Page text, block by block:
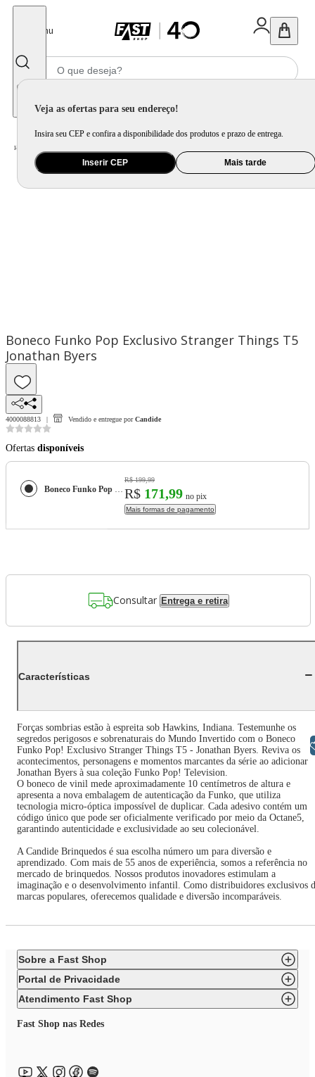
Menu
Veja as ofertas para seu endereço!
Insira seu CEP e confira a disponibilidade dos produtos e prazo de entrega.
Inserir CEP Mais tarde
Home
Boneco Funko Pop Exclusivo Stranger Things T5
Jonathan Byers
4000088813 Vendido e entregue por Candide
Ofertas disponíveis
Boneco Funko Pop Exclusivo Stranger Things T5 Jonathan Byers
R$ 199,99
R$ 171,99 no pix
Mais formas de pagamento
Consultar Entrega e retira
Características
Forças sombrias estão à espreita sob Hawkins, Indiana. Testemunhe os
segredos perigosos e sobrenaturais do Mundo Invertido com o Boneco
Funko Pop! Exclusivo Stranger Things T5 - Jonathan Byers. Reviva os
acontecimentos, personagens e momentos marcantes da série ao adicionar
Jonathan Byers à sua coleção Funko Pop! Television.
O boneco de vinil mede aproximadamente 10 centímetros de altura e
apresenta a nova embalagem de autenticação da Funko, que utiliza
tecnologia micro-óptica impossível de duplicar. Cada adesivo contém um
código único que pode ser oficialmente verificado por meio da Octane5,
garantindo autenticidade e exclusividade ao seu colecionável.
A Candide Brinquedos é sua escolha número um para diversão e
aprendizado. Com mais de 55 anos de experiência, somos a referência no
mercado de brinquedos. Nossos produtos inovadores estimulam a
imaginação e o desenvolvimento infantil. Como distribuidores exclusivos
marcas populares, oferecemos qualidade e diversão incomparáveis.
Sobre a Fast Shop
Portal de Privacidade
Atendimento Fast Shop
Fast Shop nas Redes
Libras